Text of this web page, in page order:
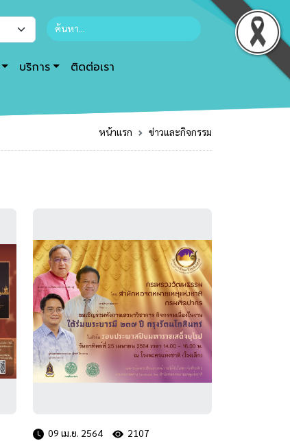
บริการ ติดต่อเรา
หน้าแรก ข่าวและกิจกรรม
09 เม.ย. 2564 2107